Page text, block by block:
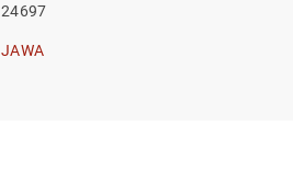
24697
JAWA